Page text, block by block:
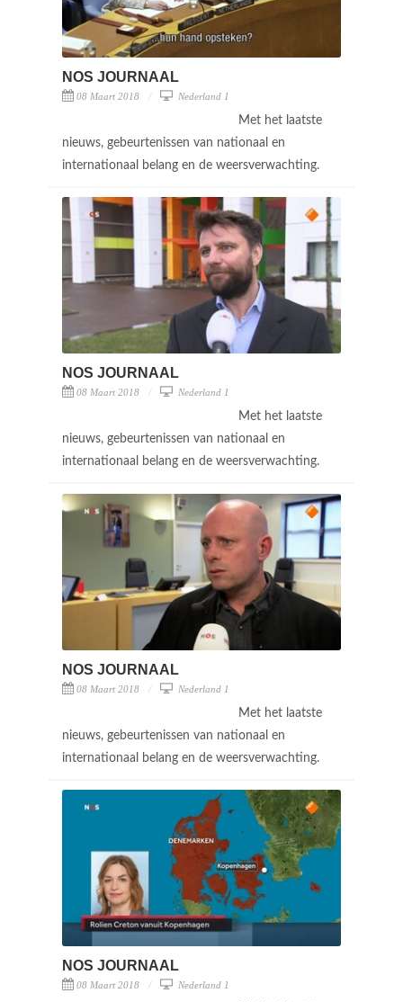
NOS JOURNAAL
08 Maart 2018 Nederland 1
Met het laatste
nieuws, gebeurtenissen van nationaal en
internationaal belang en de weersverwachting.
NOS JOURNAAL
08 Maart 2018 Nederland 1
Met het laatste
nieuws, gebeurtenissen van nationaal en
internationaal belang en de weersverwachting.
NOS JOURNAAL
08 Maart 2018 Nederland 1
Met het laatste
nieuws, gebeurtenissen van nationaal en
internationaal belang en de weersverwachting.
NOS JOURNAAL
08 Maart 2018 Nederland 1